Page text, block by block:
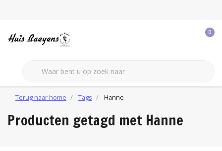
0
Terug naar home Tags Hanne
Producten getagd met Hanne